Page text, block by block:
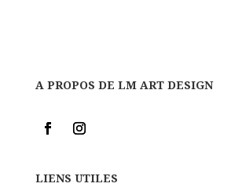
A PROPOS DE LM ART DESIGN
LIENS UTILES